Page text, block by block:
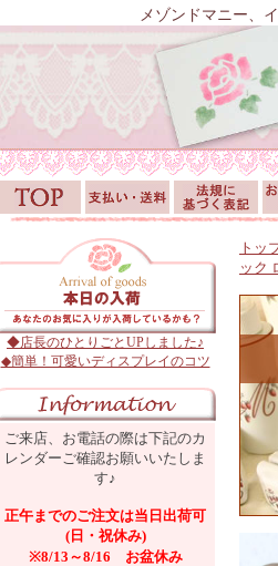
メゾンドマニー、
◆店長のひとりごとUPしました♪
◆簡単！可愛いディスプレイのコツ
ご来店、お電話の際は下記のカ
レンダーご確認お願いいたしま
す♪
正午までのご注文は当日出荷可
(日・祝休み)
※8/13～8/16 お盆休み
トッ
ック